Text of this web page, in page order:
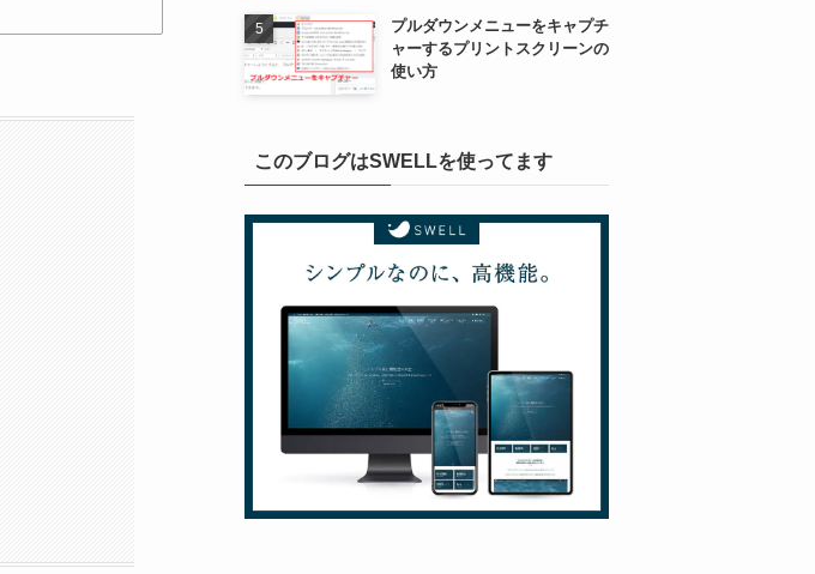
プルダウンメニューをキャプチ
ャーするプリントスクリーンの
使い方
このブログはSWELLを使ってます